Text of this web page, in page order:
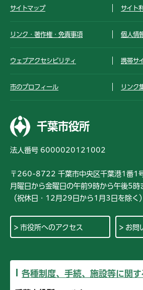
サイトマップ サイト
リンク・著作権・免責事項 個人情
ウェブアクセシビリティ 携帯サ
市のプロフィール リンク
千葉市役所
法人番号 6000020121002
〒260-8722 千葉市中央区千葉港1番1
月曜日から金曜日の午前9時から午後5時
（祝休日・12月29日から1月3日を除く）
市役所へのアクセス お問
各種制度、手続、施設等に関